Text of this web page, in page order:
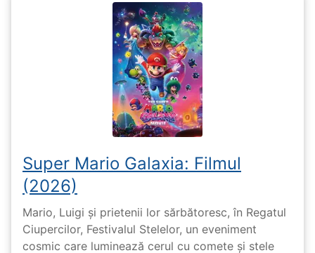
Super Mario Galaxia: Filmul
(2026)
Mario, Luigi și prietenii lor sărbătoresc, în Regatul
Ciupercilor, Festivalul Stelelor, un eveniment
cosmic care luminează cerul cu comete și stele